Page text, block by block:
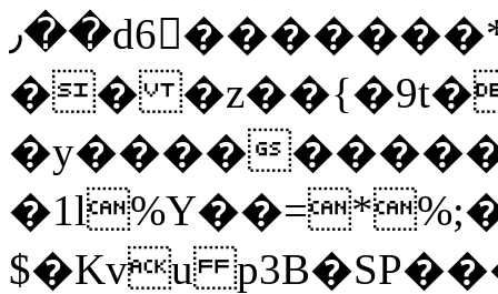
٫��d6򆧇�������*��[|^]oo���NW~zz>�X&�u�=K?
��
�y����
$�Kvu